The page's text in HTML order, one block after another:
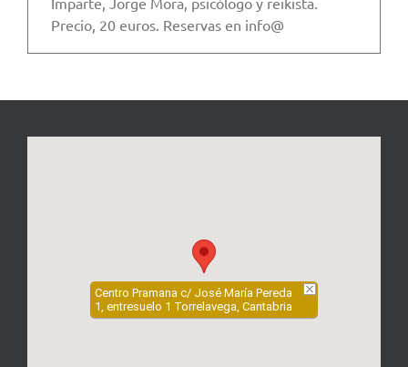
Precio, 20 euros. Reservas en info@
Centro Pramana c/ José María Pereda
1, entresuelo 1 Torrelavega, Cantabria